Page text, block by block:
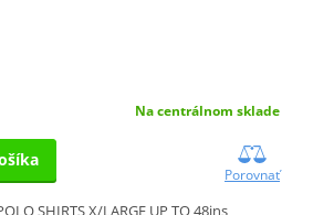
Na centrálnom sklade
Porovnať
SHIRTS X/LARGE UP TO 48ins